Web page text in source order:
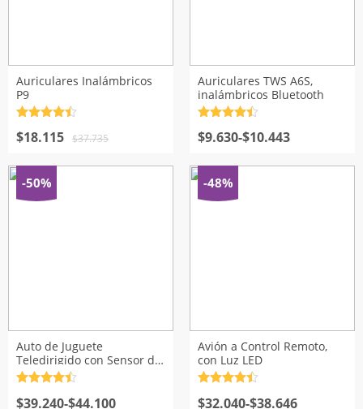
Auriculares Inalámbricos
P9
con 4.5de
5
$37.735
El
original
era:
$37.735.
$18.115
El
actual
es:
$18.115.
Auriculares TWS A6S,
inalámbricos Bluetooth
con4.5de
5
$9.630-$10.443
Rango
precios:
desde
$9.630
-50%
Auto de Juguete
Teledirigido con Sensor de
Gestos
con 4.5de
$39.240-$44.100
Rango
-48%
Avión a Control Remoto,
con Luz LED
con 4.5de
$32.040-$38.646
Rango